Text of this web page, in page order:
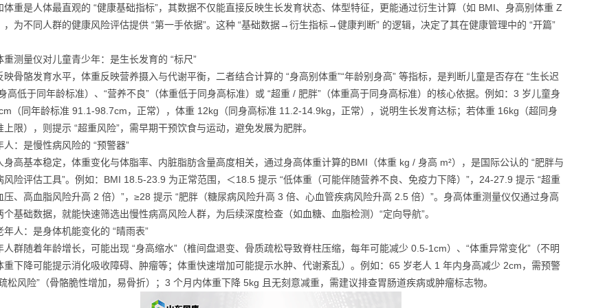
体重是人体最直观的 “健康基础指标”，其数据不仅能直接反映生长发育状态、体型特征，更能通过衍生计算（如 BMI、身高别体重 Z
，为不同人群的健康风险评估提供 “第一手依据”。这种 “基础数据→衍生指标→健康判断” 的逻辑，决定了其在健康管理中的 “开篇”
重测量仪对儿童青少年：是生长发育的 “标尺”
映骨骼发育水平，体重反映营养摄入与代谢平衡，二者结合计算的 “身高别体重”“年龄别身高” 等指标，是判断儿童是否存在 “生长迟
高低于同年龄标准）、“营养不良”（体重低于同身高标准）或 “超重 / 肥胖”（体重高于同身高标准）的核心依据。例如：3 岁儿童身
（同年龄标准 91.1-98.7cm，正常），体重 12kg（同身高标准 11.2-14.9kg，正常），说明生长发育达标；若体重 16kg（超同身
上限），则提示 “超重风险”，需早期干预饮食与运动，避免发展为肥胖。
人：是慢性病风险的 “预警器”
身高基本稳定，体重变化与体脂率、内脏脂肪含量高度相关，通过身高体重计算的BMI（体重 kg / 身高 m²），是国际公认的 “肥胖与
风险评估工具”。例如：BMI 18.5-23.9 为正常范围，＜18.5 提示 “低体重（可能伴随营养不良、免疫力下降）”，24-27.9 提示 “超重
压、高血脂风险升高 2 倍）”，≥28 提示 “肥胖（糖尿病风险升高 3 倍、心血管疾病风险升高 2.5 倍）”。 身高体重测量仪仅通过身高
个基础数据，就能快速筛选出慢性病高风险人群，为后续深度检查（如血糖、血脂检测）“定向导航”。
年人：是身体机能变化的 “晴雨表”
人群随着年龄增长，可能出现 “身高缩水”（椎间盘退变、骨质疏松导致脊柱压缩，每年可能减少 0.5-1cm）、“体重异常变化”（不明
重下降可能提示消化吸收障碍、肿瘤等；体重快速增加可能提示水肿、代谢紊乱）。例如：65 岁老人 1 年内身高减少 2cm，需预警
松风险”（骨骼脆性增加，易骨折）；3 个月内体重下降 5kg 且无刻意减重，需建议排查胃肠道疾病或肿瘤标志物。